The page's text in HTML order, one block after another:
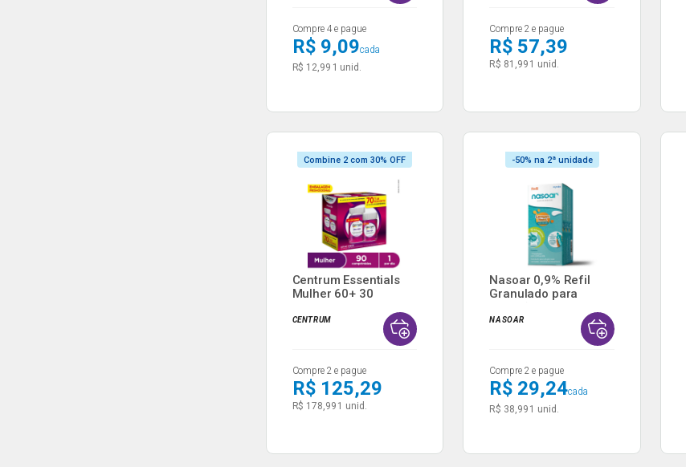
Compre 4 e pague
R$ 9,09cada
R$ 12,99 1 unid.
Compre 2 e pague
R$ 57,39
R$ 81,99 1 unid.
Combine 2 com 30% OFF
Centrum Essentials
Mulher 60+ 30
CENTRUM
Compre 2 e pague
R$ 125,29
R$ 178,99 1 unid.
-50% na 2ª unidade
Nasoar 0,9% Refil
Granulado para
NASOAR
Compre 2 e pague
R$ 29,24cada
R$ 38,99 1 unid.